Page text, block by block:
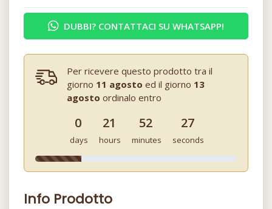
DUBBI? CONTATTACI SU WHATSAPP!
Per ricevere questo prodotto tra il
giorno 11 agosto ed il giorno 13
agosto ordinalo entro
0
days
21
hours
52
minutes
27
seconds
Info Prodotto